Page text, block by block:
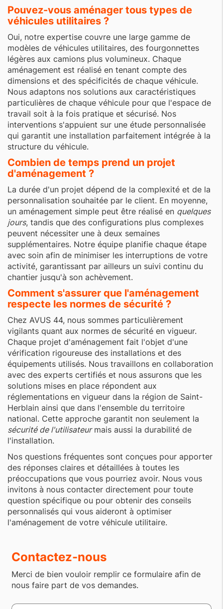
Pouvez-vous aménager tous types de
véhicules utilitaires ?
Oui, notre expertise couvre une large gamme de
modèles de véhicules utilitaires, des fourgonnettes
légères aux camions plus volumineux. Chaque
aménagement est réalisé en tenant compte des
dimensions et des spécificités de chaque véhicule.
Nous adaptons nos solutions aux caractéristiques
particulières de chaque véhicule pour que l'espace de
travail soit à la fois pratique et sécurisé. Nos
interventions s'appuient sur une étude personnalisée
qui garantit une installation parfaitement intégrée à la
structure du véhicule.
Combien de temps prend un projet
d'aménagement ?
La durée d'un projet dépend de la complexité et de la
personnalisation souhaitée par le client. En moyenne,
un aménagement simple peut être réalisé en quelques
jours, tandis que des configurations plus complexes
peuvent nécessiter une à deux semaines
supplémentaires. Notre équipe planifie chaque étape
avec soin afin de minimiser les interruptions de votre
activité, garantissant par ailleurs un suivi continu du
chantier jusqu'à son achèvement.
Comment s'assurer que l'aménagement
respecte les normes de sécurité ?
Chez AVUS 44, nous sommes particulièrement
vigilants quant aux normes de sécurité en vigueur.
Chaque projet d'aménagement fait l'objet d'une
vérification rigoureuse des installations et des
équipements utilisés. Nous travaillons en collaboration
avec des experts certifiés et nous assurons que les
solutions mises en place répondent aux
réglementations en vigueur dans la région de Saint-
Herblain ainsi que dans l'ensemble du territoire
national. Cette approche garantit non seulement la
sécurité de l'utilisateurmais aussi la durabilité de
l'installation.
Nos questions fréquentes sont conçues pour apporter
des réponses claires et détaillées à toutes les
préoccupations que vous pourriez avoir. Nous vous
invitons à nous contacter directement pour toute
question spécifique ou pour obtenir des conseils
personnalisés qui vous aideront à optimiser
l'aménagement de votre véhicule utilitaire.
Contactez-nous
Merci de bien vouloir remplir ce formulaire afin de
nous faire part de vos demandes.